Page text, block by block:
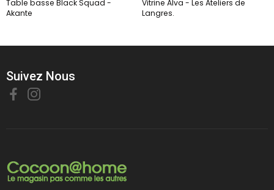
Table basse Black Squad -
Akante
Vitrine Alva - Les Ateliers de
Langres.
Suivez Nous